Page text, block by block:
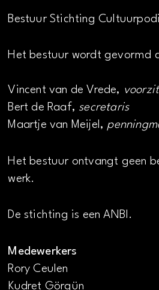
Bestuur Stichting
Het bestuur wordt gevormd
Vincent van de Vrede,
Bert de Raaf, secretaris
Maartje van Meijel,
Het bestuur ontvangt geen
werk.
De stichting is een ANBI.
Medewerkers
Rory Ceulen
Kudret Görgün